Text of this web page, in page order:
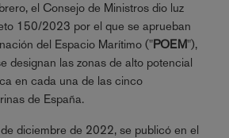
el Consejo de Ministros dio luz
150/2023 por el que se aprueban
del Espacio Marítimo ("POEM"),
designan las zonas de alto potencial
en cada una de las cinco
de España.
diciembre de 2022, se publicó en el